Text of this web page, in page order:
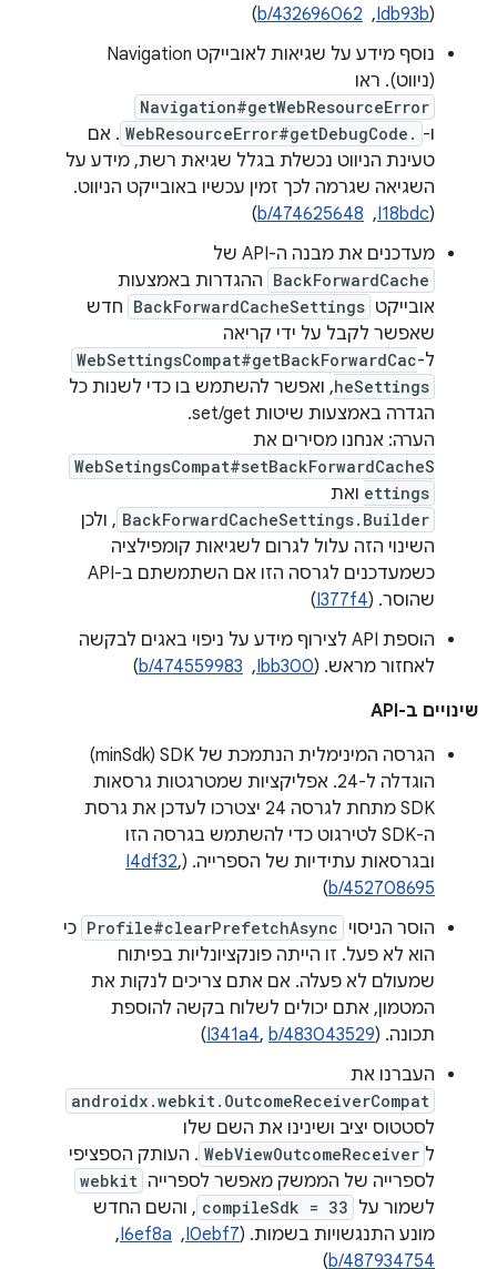
(
Idb93b
, ‏
b/432696062
)
נוסף מידע על שגיאות לאובייקט Navigation
(ניווט). ראו
Navigation#getWebResourceError
ו- WebResourceError#getDebugCode. . אם
טעינת הניווט נכשלת בגלל שגיאת רשת, מידע על
השגיאה שגרמה לכך זמין עכשיו באובייקט הניווט.
(
I18bdc
, ‏
b/474625648
)
מעדכנים את מבנה ה-API של
BackForwardCache ההגדרות באמצעות
אובייקט BackForwardCacheSettings חדש
שאפשר לקבל על ידי קריאה
ל-WebSettingsCompat#getBackForwardCac
heSettings, ואפשר להשתמש בו כדי לשנות כל
הגדרה באמצעות שיטות set/get.
הערה: אנחנו מסירים את
WebSetingsCompat#setBackForwardCacheS
ettings ואת
BackForwardCacheSettings.Builder , ולכן
השינוי הזה עלול לגרום לשגיאות קומפילציה
כשמעדכנים לגרסה הזו אם השתמשתם ב-API
שהוסר. (I377f4
)
הוספת API לצירוף מידע על ניפוי באגים לבקשה
לאחזור מראש. (Ibb300
, ‏
b/474559983
)
שינויים ב-API
הגרסה המינימלית הנתמכת של SDK‏ (minSdk)
הוגדלה ל-24. אפליקציות שמטרגטות גרסאות
SDK מתחת לגרסה 24 יצטרכו לעדכן את גרסת
ה-SDK לטירגוט כדי להשתמש בגרסה הזו
ובגרסאות עתידיות של הספרייה. ( I4df32,
b/452708695
)
הוסר הניסוי Profile#clearPrefetchAsync כי
הוא לא פעל. זו הייתה פונקציונליות בפיתוח
שמעולם לא פעלה. אם אתם צריכים לנקות את
המטמון, אתם יכולים לשלוח בקשה להוספת
תכונה. (
I341a4, b/483043529
)
העברנו את
androidx.webkit.OutcomeReceiverCompat
לסטטוס יציב ושינינו את השם שלו
ל WebViewOutcomeReceiver . העותק הספציפי
לספרייה של הממשק מאפשר לספרייה webkit
לשמור על compileSdk = 33 , והשם החדש
מונע התנגשויות בשמות. (I0ebf7
, ‏
I6ef8a
, ‏
b/487934754
)